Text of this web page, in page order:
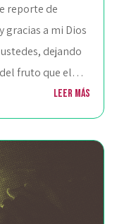
reporte de
gracias a mi Dios
dejando
fruto que el…
Leer más